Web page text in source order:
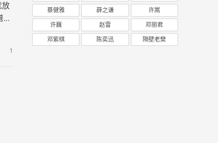
放
1
蔡健雅 薛之谦 许嵩
许巍 赵雷 邓丽君
邓紫棋 陈奕迅 隔壁老樊